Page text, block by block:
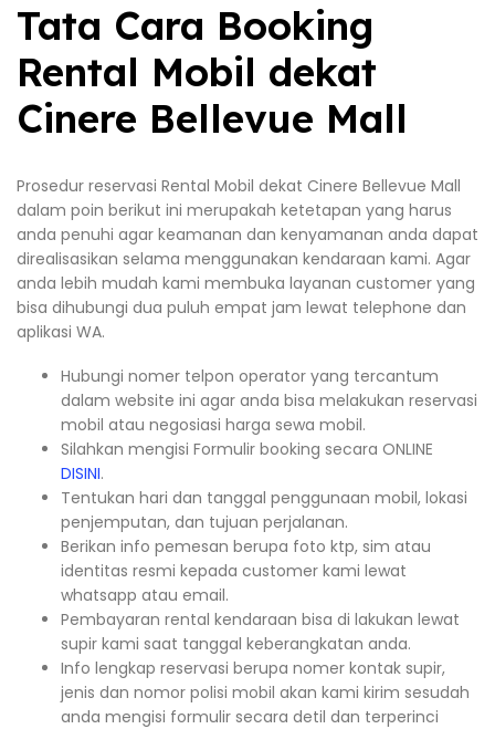
Tata Cara Booking
Rental Mobil dekat
Cinere Bellevue Mall
Prosedur reservasi Rental Mobil dekat Cinere Bellevue Mall
dalam poin berikut ini merupakah ketetapan yang harus
anda penuhi agar keamanan dan kenyamanan anda dapat
direalisasikan selama menggunakan kendaraan kami. Agar
anda lebih mudah kami membuka layanan customer yang
bisa dihubungi dua puluh empat jam lewat telephone dan
aplikasi WA.
Hubungi nomer telpon operator yang tercantum
dalam website ini agar anda bisa melakukan reservasi
mobil atau negosiasi harga sewa mobil.
Silahkan mengisi Formulir booking secara ONLINE
DISINI.
Tentukan hari dan tanggal penggunaan mobil, lokasi
penjemputan, dan tujuan perjalanan.
Berikan info pemesan berupa foto ktp, sim atau
identitas resmi kepada customer kami lewat
whatsapp atau email.
Pembayaran rental kendaraan bisa di lakukan lewat
supir kami saat tanggal keberangkatan anda.
Info lengkap reservasi berupa nomer kontak supir,
jenis dan nomor polisi mobil akan kami kirim sesudah
anda mengisi formulir secara detil dan terperinci